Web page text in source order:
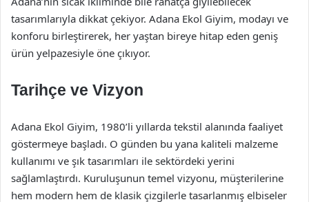
tasarımlarıyla dikkat çekiyor. Adana Ekol Giyim, modayı ve
konforu birleştirerek, her yaştan bireye hitap eden geniş
ürün yelpazesiyle öne çıkıyor.
Tarihçe ve Vizyon
Adana Ekol Giyim, 1980’li yıllarda tekstil alanında faaliyet
göstermeye başladı. O günden bu yana kaliteli malzeme
kullanımı ve şık tasarımları ile sektördeki yerini
sağlamlaştırdı. Kuruluşunun temel vizyonu, müşterilerine
hem modern hem de klasik çizgilerle tasarlanmış elbiseler